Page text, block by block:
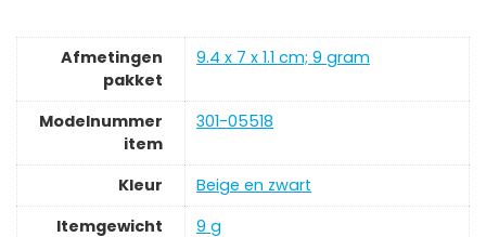
Afmetingen
pakket
‎9.4 x 7 x 1.1 cm; 9 gram
Modelnummer
item
‎301-05518
Kleur
‎Beige en zwart
Itemgewicht
‎9 g